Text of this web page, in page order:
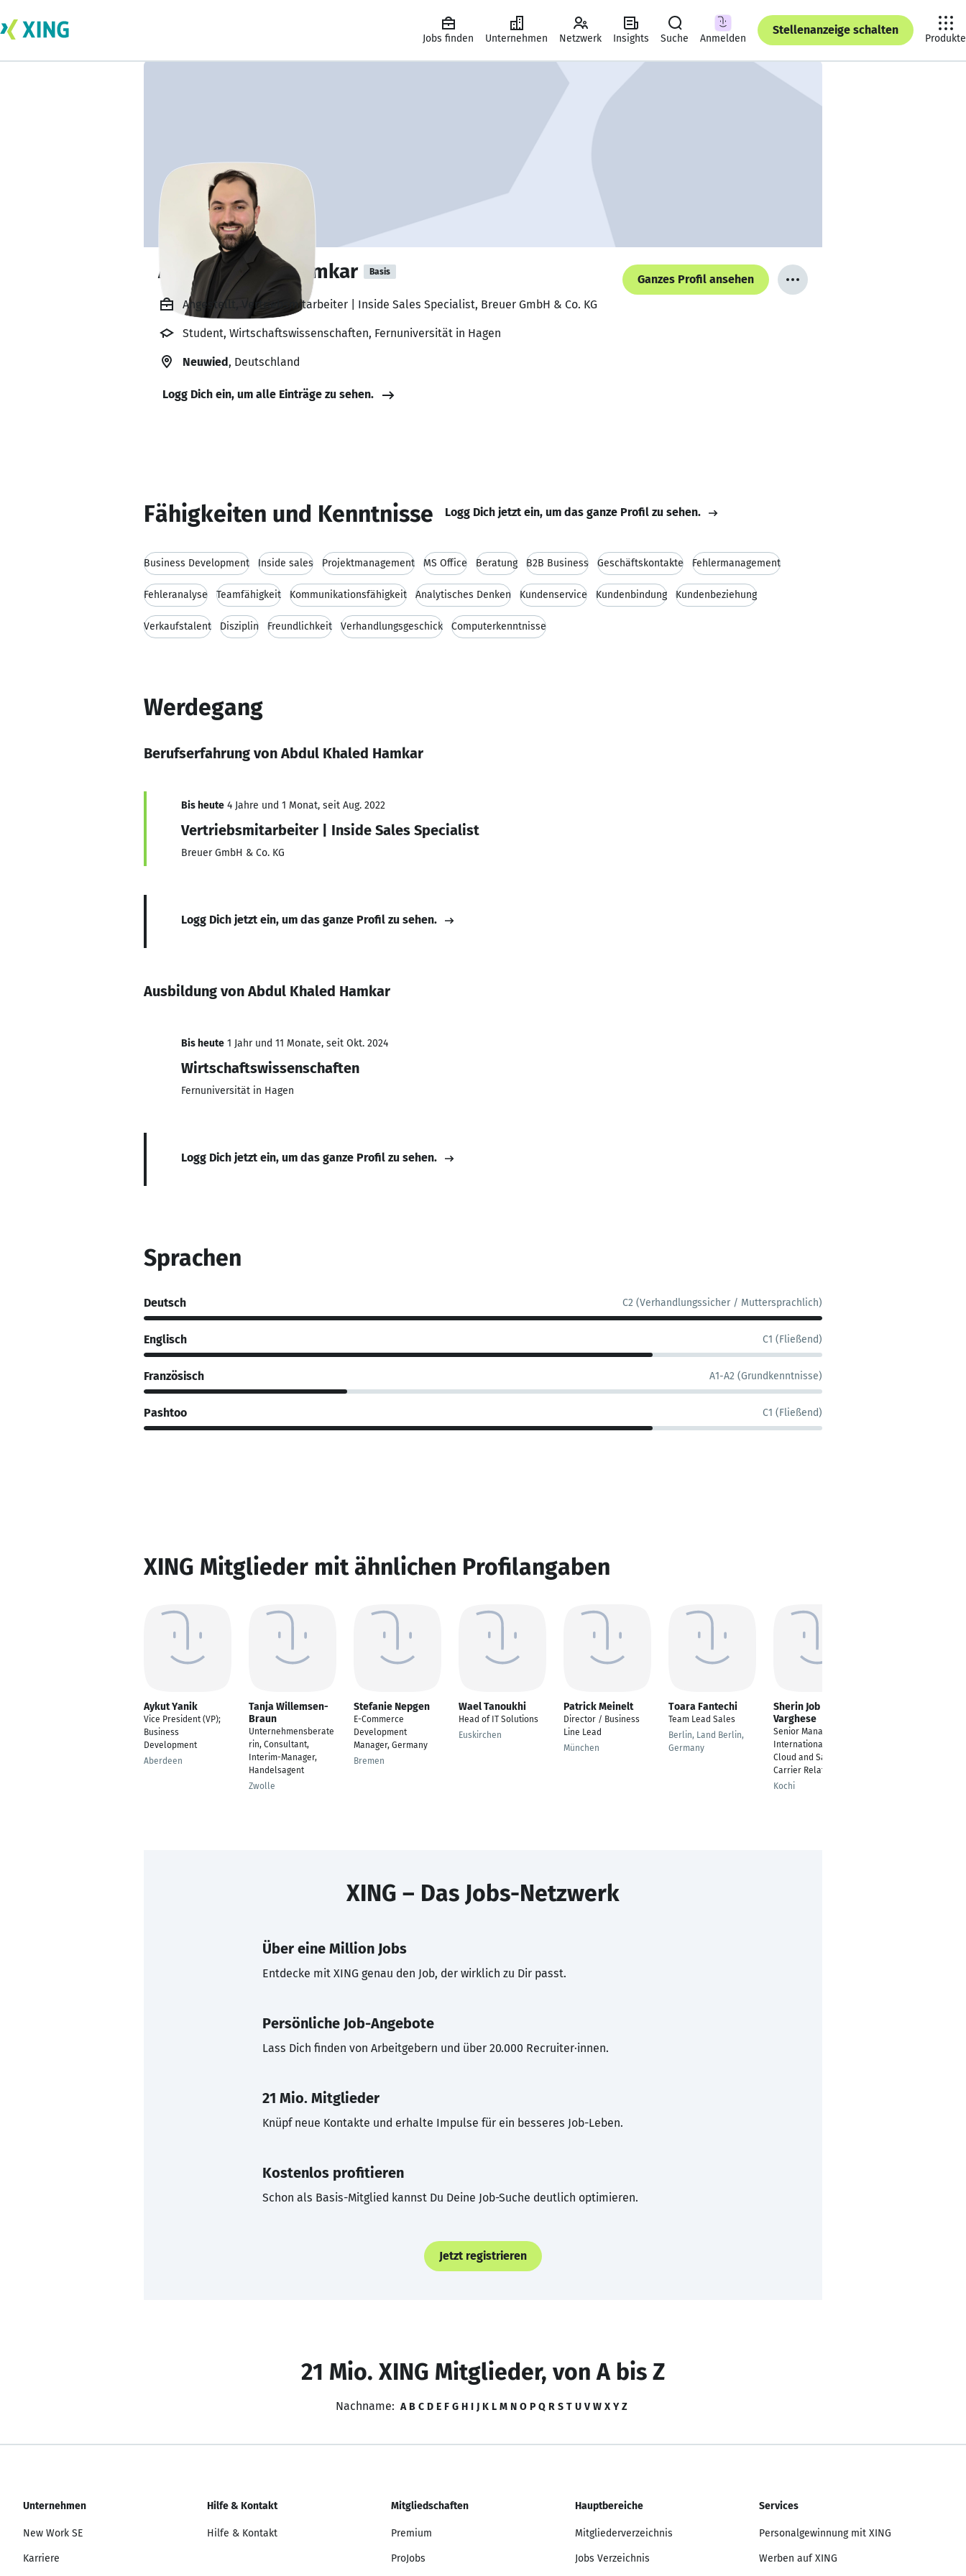
Jobs finden Unternehmen Netzwerk Insights Suche Anmelden
Stellenanzeige schalten
Produkte
Abdul Khaled Hamkar Basis
Ganzes Profil ansehen
Angestellt, Vertriebsmitarbeiter | Inside Sales Specialist, Breuer GmbH & Co. KG
Student, Wirtschaftswissenschaften, Fernuniversität in Hagen
Neuwied, Deutschland
Logg Dich ein, um alle Einträge zu sehen.
Fähigkeiten und Kenntnisse Logg Dich jetzt ein, um das ganze Profil zu sehen.
Business Development Inside sales Projektmanagement MS Office Beratung B2B Business Geschäftskontakte Fehlermanagement
Fehleranalyse Teamfähigkeit Kommunikationsfähigkeit Analytisches Denken Kundenservice Kundenbindung Kundenbeziehung
Verkaufstalent Disziplin Freundlichkeit Verhandlungsgeschick Computerkenntnisse
Werdegang
Berufserfahrung von Abdul Khaled Hamkar
Bis heute 4 Jahre und 1 Monat, seit Aug. 2022
Vertriebsmitarbeiter | Inside Sales Specialist
Breuer GmbH & Co. KG
Logg Dich jetzt ein, um das ganze Profil zu sehen.
Ausbildung von Abdul Khaled Hamkar
Bis heute 1 Jahr und 11 Monate, seit Okt. 2024
Wirtschaftswissenschaften
Fernuniversität in Hagen
Logg Dich jetzt ein, um das ganze Profil zu sehen.
Sprachen
Deutsch C2 (Verhandlungssicher / Muttersprachlich)
Englisch C1 (Fließend)
Französisch A1-A2 (Grundkenntnisse)
Pashtoo C1 (Fließend)
XING Mitglieder mit ähnlichen Profilangaben
Aykut Yanik
Vice President (VP);
Business
Development
Aberdeen
Tanja Willemsen-
Braun
Unternehmensberate
rin, Consultant,
Interim-Manager,
Handelsagent
Zwolle
Stefanie Nepgen
E-Commerce
Development
Manager, Germany
Bremen
Wael Tanoukhi
Head of IT Solutions
Euskirchen
Patrick Meinelt
Director / Business
Line Lead
München
Toara Fantechi
Team Lead Sales
Berlin, Land Berlin,
Germany
Sherin Job
Varghese
Senior Manager
International Sales (
Cloud and SaaS) and
Carrier Relations
Kochi
XING – Das Jobs-Netzwerk
Über eine Million Jobs
Entdecke mit XING genau den Job, der wirklich zu Dir passt.
Persönliche Job-Angebote
Lass Dich finden von Arbeitgebern und über 20.000 Recruiter·innen.
21 Mio. Mitglieder
Knüpf neue Kontakte und erhalte Impulse für ein besseres Job-Leben.
Kostenlos profitieren
Schon als Basis-Mitglied kannst Du Deine Job-Suche deutlich optimieren.
Jetzt registrieren
21 Mio. XING Mitglieder, von A bis Z
Nachname: A B C D E F G H I J K L M N O P Q R S T U V W X Y Z
Unternehmen
New Work SE
Karriere
Hilfe & Kontakt
Hilfe & Kontakt
Mitgliedschaften
Premium
ProJobs
Hauptbereiche
Mitgliederverzeichnis
Jobs Verzeichnis
Services
Personalgewinnung mit XING
Werben auf XING